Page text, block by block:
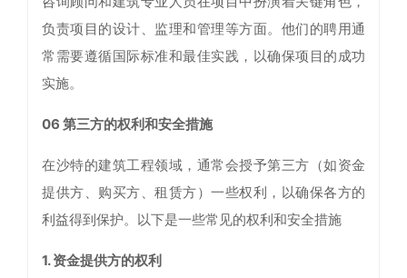
负责项目的设计、监理和管理等方面。他们的聘用通
常需要遵循国际标准和最佳实践，以确保项目的成功
实施。
06 第三方的权利和安全措施
在沙特的建筑工程领域，通常会授予第三方（如资金
提供方、购买方、租赁方）一些权利，以确保各方的
利益得到保护。以下是一些常见的权利和安全措施
1. 资金提供方的权利